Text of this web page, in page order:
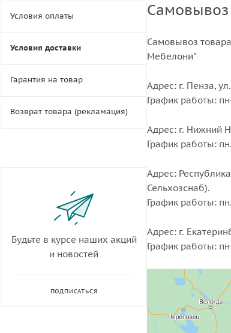
Самовывоз
Самовывоз
Мебелони"
Адрес: г. Пенза,
График работы:
Адрес: г. Нижний
График работы:
Адрес:
Сельхозснаб).
График работы:
Адрес: г.
График работы:
Условия оплаты
Условия доставки
Гарантия на товар
Возврат товара (рекламация)
Будьте в курсе наших акций
и новостей
ПОДПИСАТЬСЯ